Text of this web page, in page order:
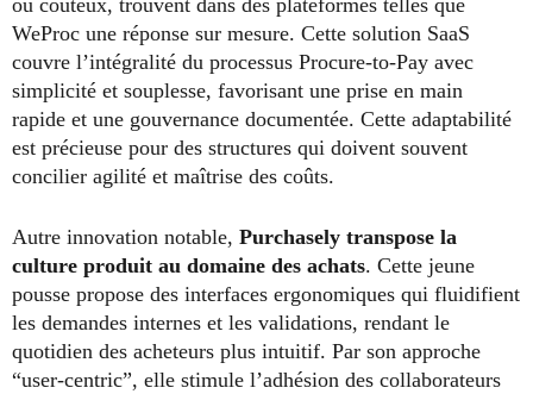
ou coûteux, trouvent dans des plateformes telles que
WeProc une réponse sur mesure. Cette solution SaaS
couvre l’intégralité du processus Procure-to-Pay avec
simplicité et souplesse, favorisant une prise en main
rapide et une gouvernance documentée. Cette adaptabilité
est précieuse pour des structures qui doivent souvent
concilier agilité et maîtrise des coûts.
Autre innovation notable, Purchasely transpose la
culture produit au domaine des achats. Cette jeune
pousse propose des interfaces ergonomiques qui fluidifient
les demandes internes et les validations, rendant le
quotidien des acheteurs plus intuitif. Par son approche
“user-centric”, elle stimule l’adhésion des collaborateurs